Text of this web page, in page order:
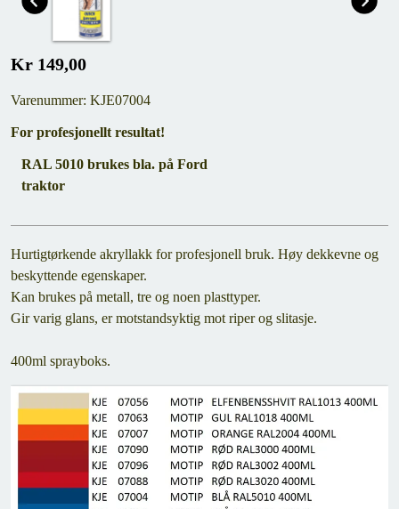
Kr 149,00
Varenummer: KJE07004
For profesjonellt resultat!
RAL 5010 brukes bla. på Ford
traktor
Hurtigtørkende akryllakk for profesjonell bruk. Høy dekkevne og
beskyttende egenskaper.
Kan brukes på metall, tre og noen plasttyper.
Gir varig glans, er motstandsyktig mot riper og slitasje.
400ml sprayboks.